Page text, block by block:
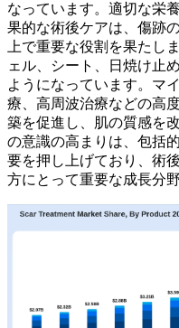
なっています。適切な栄
果的な術後ケアは、傷跡
上で重要な役割を果たしま
ェル、シート、日焼け止
ようになっています。マ
療、高周波治療などの高
築を促進し、肌の質感を
の意識の高まりは、包括
要を押し上げており、術
方にとって重要な成長分